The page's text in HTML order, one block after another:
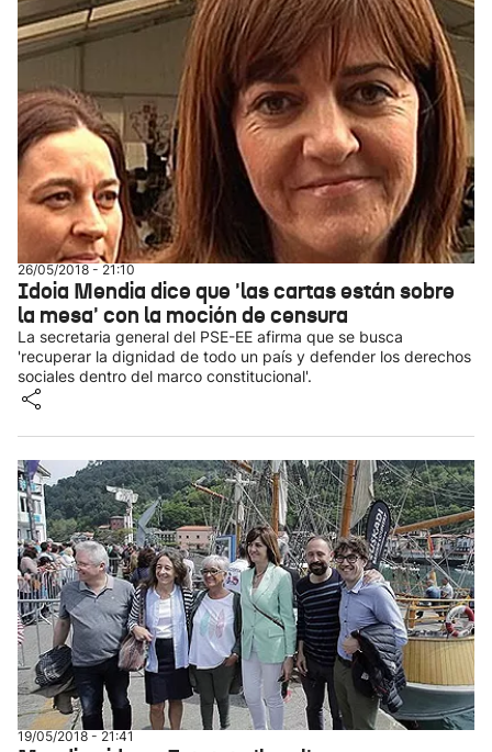
26/05/2018 - 21:10
Idoia Mendia dice que 'las cartas están sobre
la mesa' con la moción de censura
La secretaria general del PSE-EE afirma que se busca
'recuperar la dignidad de todo un país y defender los derechos
sociales dentro del marco constitucional'.
19/05/2018 - 21:41